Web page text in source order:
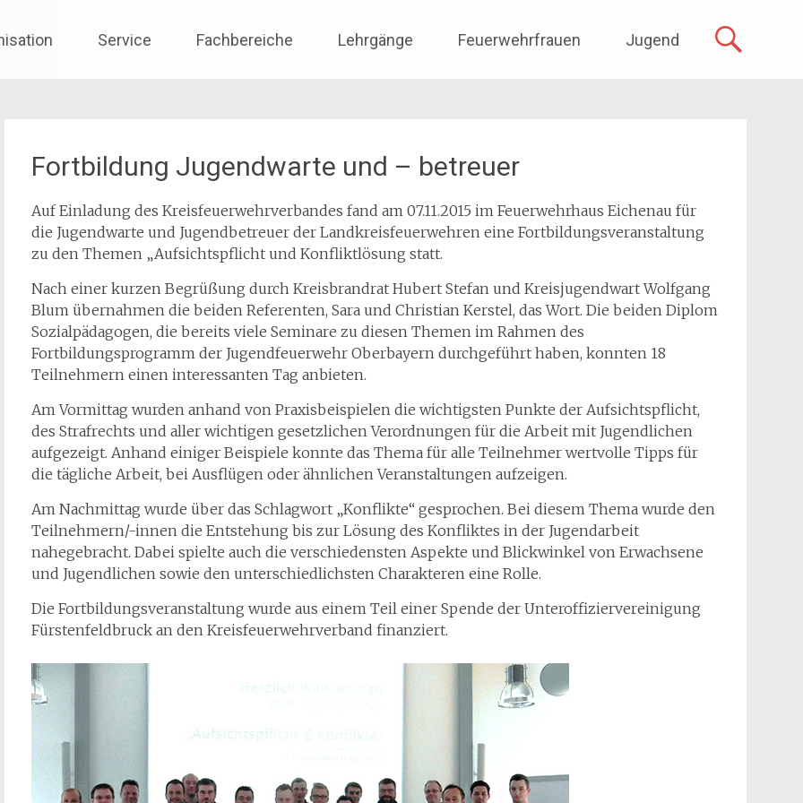
Service Fachbereiche Lehrgänge Feuerwehrfrauen Jugend
Fortbildung Jugendwarte und – betreuer
Auf Einladung des Kreisfeuerwehrverbandes fand am 07.11.2015 im Feuerwehrhaus Eichenau für
die Jugendwarte und Jugendbetreuer der Landkreisfeuerwehren eine Fortbildungsveranstaltung
zu den Themen „Aufsichtspflicht und Konfliktlösung statt.
Nach einer kurzen Begrüßung durch Kreisbrandrat Hubert Stefan und Kreisjugendwart Wolfgang
Blum übernahmen die beiden Referenten, Sara und Christian Kerstel, das Wort. Die beiden Diplom
Sozialpädagogen, die bereits viele Seminare zu diesen Themen im Rahmen des
Fortbildungsprogramm der Jugendfeuerwehr Oberbayern durchgeführt haben, konnten 18
Teilnehmern einen interessanten Tag anbieten.
Am Vormittag wurden anhand von Praxisbeispielen die wichtigsten Punkte der Aufsichtspflicht,
des Strafrechts und aller wichtigen gesetzlichen Verordnungen für die Arbeit mit Jugendlichen
aufgezeigt. Anhand einiger Beispiele konnte das Thema für alle Teilnehmer wertvolle Tipps für
die tägliche Arbeit, bei Ausflügen oder ähnlichen Veranstaltungen aufzeigen.
Am Nachmittag wurde über das Schlagwort „Konflikte“ gesprochen. Bei diesem Thema wurde den
Teilnehmern/-innen die Entstehung bis zur Lösung des Konfliktes in der Jugendarbeit
nahegebracht. Dabei spielte auch die verschiedensten Aspekte und Blickwinkel von Erwachsene
und Jugendlichen sowie den unterschiedlichsten Charakteren eine Rolle.
Die Fortbildungsveranstaltung wurde aus einem Teil einer Spende der Unteroffiziervereinigung
Fürstenfeldbruck an den Kreisfeuerwehrverband finanziert.